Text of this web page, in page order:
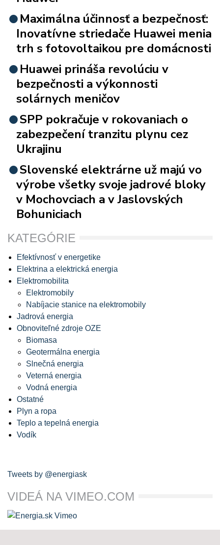
Maximálna účinnosť a bezpečnosť:
Inovatívne striedače Huawei menia
trh s fotovoltaikou pre domácnosti
Huawei prináša revolúciu v
bezpečnosti a výkonnosti
solárnych meničov
SPP pokračuje v rokovaniach o
zabezpečení tranzitu plynu cez
Ukrajinu
Slovenské elektrárne už majú vo
výrobe všetky svoje jadrové bloky
v Mochovciach a v Jaslovských
Bohuniciach
KATEGÓRIE
Efektívnosť v energetike
Elektrina a elektrická energia
Elektromobilita
Elektromobily
Nabíjacie stanice na elektromobily
Jadrová energia
Obnoviteľné zdroje OZE
Biomasa
Geotermálna energia
Slnečná energia
Veterná energia
Vodná energia
Ostatné
Plyn a ropa
Teplo a tepelná energia
Vodík
Tweets by @energiask
VIDEÁ NA VIMEO.COM